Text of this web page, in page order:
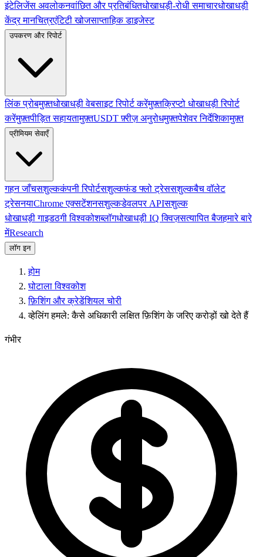
इंटेलिजेंस अवलोकनवांछित और प्रतिबंधितधोखाधड़ी-रोधी समाचारधोखाधड़ी
केंद्र मानचित्रएंटिटी खोजसाप्ताहिक डाइजेस्ट
उपकरण और रिपोर्ट
लिंक प्रोबमुफ़्तधोखाधड़ी वेबसाइट रिपोर्ट करेंमुफ़्तक्रिप्टो धोखाधड़ी रिपोर्ट
करेंमुफ़्तपीड़ित सहायतामुफ़्तUSDT फ़्रीज़ अनुरोधमुफ़्तपेशेवर निर्देशिकामुफ़्त
प्रीमियम सेवाएँ
गहन जाँचसशुल्ककंपनी रिपोर्टसशुल्कफंड फ्लो ट्रेससशुल्कबैच वॉलेट
ट्रेसनयाChrome एक्सटेंशनसशुल्कडेवलपर APIसशुल्क
धोखाधड़ी गाइडठगी विश्वकोशब्लॉगधोखाधड़ी IQ क्विज़सत्यापित बैजहमारे बारे
मेंResearch
लॉग इन
होम
घोटाला विश्वकोश
फ़िशिंग और क्रेडेंशियल चोरी
व्हेलिंग हमले: कैसे अधिकारी लक्षित फ़िशिंग के जरिए करोड़ों खो देते हैं
गंभीर